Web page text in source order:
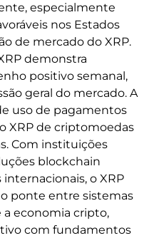
especialmente
nos Estados
de mercado do XRP.
demonstra
positivo semanal,
geral do mercado. A
uso de pagamentos
XRP de criptomoedas
Com instituições
blockchain
o XRP
ponte entre sistemas
a economia cripto,
com fundamentos